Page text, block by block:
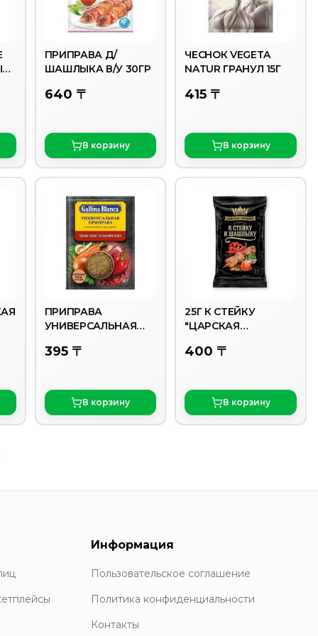
ПРИПРАВА Д/
ШАШЛЫКА В/У 30ГР
640 〒
В корзину
ЧЕСНОК VEGETA
NATUR ГРАНУЛ 15Г
415 〒
В корзину
ПРИПРАВА
УНИВЕРСАЛЬНАЯ
GALLINA BLANCA
395 〒
В корзину
25Г К СТЕЙКУ
"ЦАРСКАЯ
400 〒
В корзину
Информация
Пользовательское соглашение
Политика конфиденциальности
Контакты